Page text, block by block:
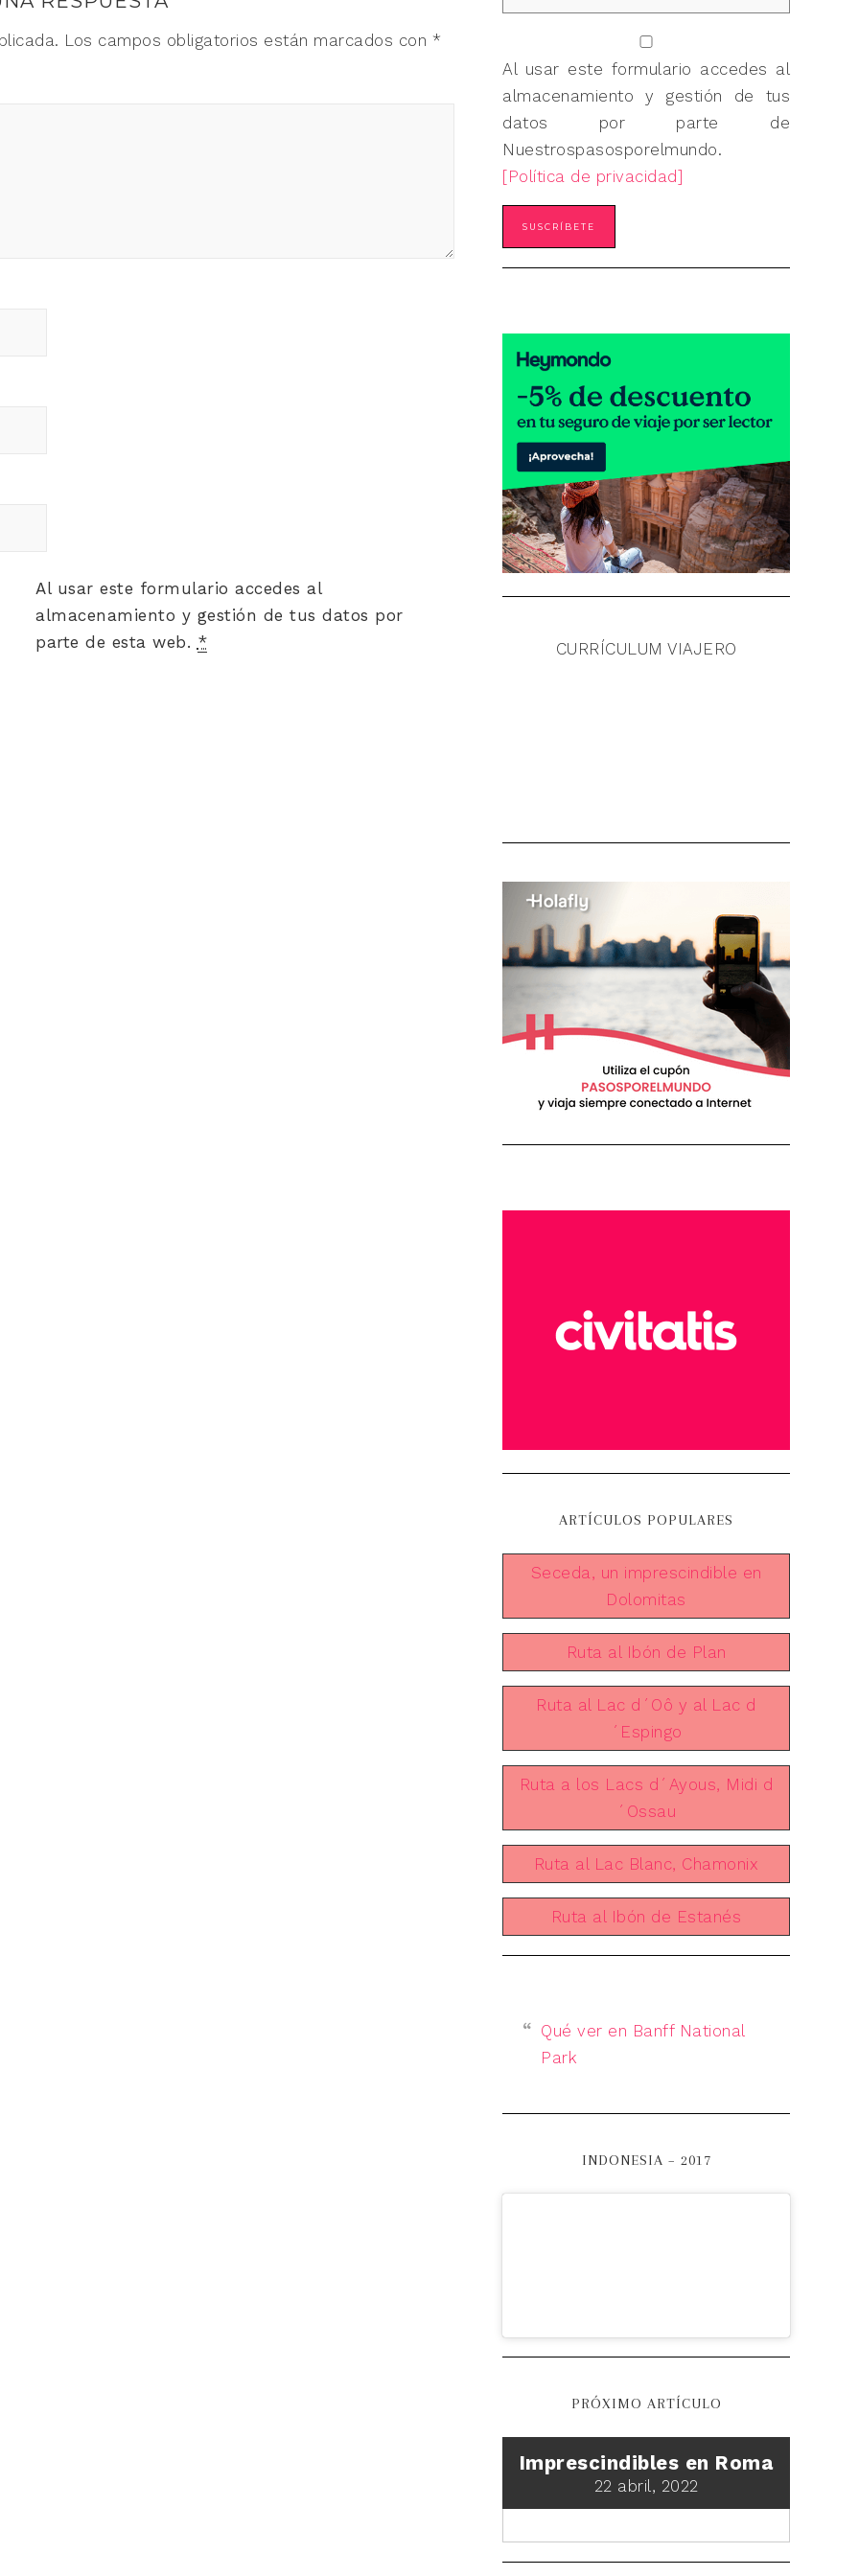
Los campos obligatorios están marcados con *
Al usar este formulario accedes al
almacenamiento y gestión de tus datos por
parte de esta web. *
Al usar este formulario accedes al
almacenamiento y gestión de tus
datos por parte de
Nuestrospasosporelmundo.
[Política de privacidad]
CURRÍCULUM VIAJERO
ARTÍCULOS POPULARES
Seceda, un imprescindible en
Dolomitas
Ruta al Ibón de Plan
Ruta al Lac d´Oô y al Lac d
´Espingo
Ruta a los Lacs d´Ayous, Midi d
´Ossau
Ruta al Lac Blanc, Chamonix
Ruta al Ibón de Estanés
Qué ver en Banff National
Park
INDONESIA – 2017
PRÓXIMO ARTÍCULO
Imprescindibles en Roma
22 abril, 2022